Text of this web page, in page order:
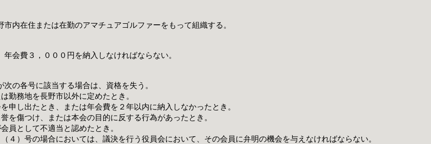
市内在住または在勤のアマチュアゴルファーをもって組織する。
年会費３，０００円を納入しなければならない。
次の各号に該当する場合は、資格を失う。
勤務地を長野市以外に定めたとき。
申し出たとき、または年会費を２年以内に納入しなかったとき。
を傷つけ、または本会の目的に反する行為があったとき。
員として不適当と認めたとき。
４）号の場合においては、議決を行う役員会において、その会員に弁明の機会を与えなければならない。